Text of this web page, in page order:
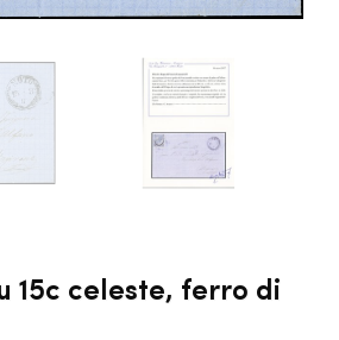
15c celeste, ferro di